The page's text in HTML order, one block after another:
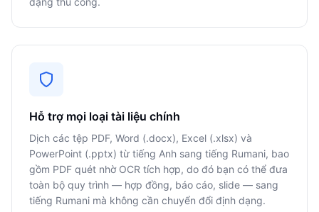
Hỗ trợ mọi loại tài liệu chính
Dịch các tệp PDF, Word (.docx), Excel (.xlsx) và
PowerPoint (.pptx) từ tiếng Anh sang tiếng Rumani, bao
gồm PDF quét nhờ OCR tích hợp, do đó bạn có thể đưa
toàn bộ quy trình — hợp đồng, báo cáo, slide — sang
tiếng Rumani mà không cần chuyển đổi định dạng.